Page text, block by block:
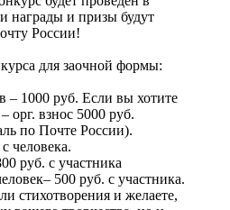
награды и призы будут
России!
для заочной формы:
– 1000 руб. Если вы хотите
орг. взнос 5000 руб.
по Почте России).
человека.
руб. с участника
500 руб. с участника.
стихотворения и желаете,